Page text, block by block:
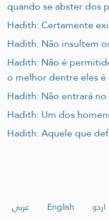
quando se abster dos
Hadith: Certamente
Hadith: Não insultem
Hadith: Não é
o melhor dentre eles é
Hadith: Não entrará
Hadith: Um dos
Hadith: Aquele que
عربي English اردو